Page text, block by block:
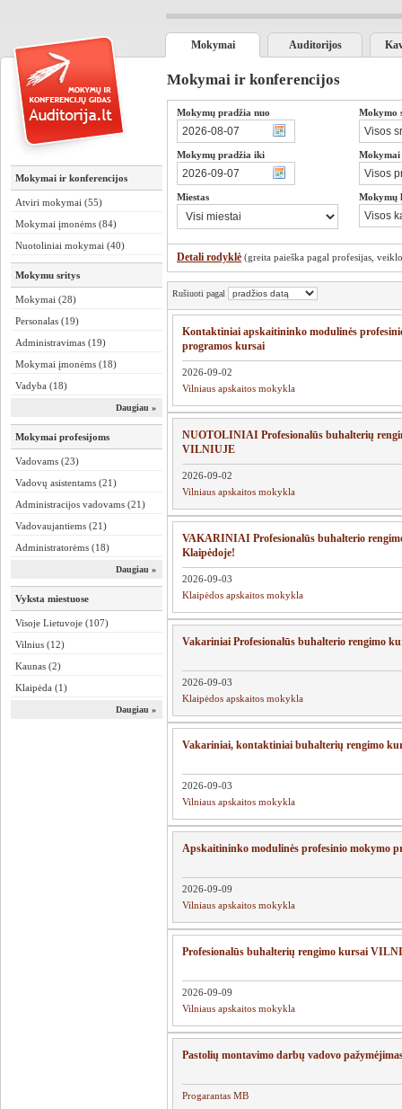
Mokymai Auditorijos
Mokymai ir konferencijos
Atviri mokymai (55)
Mokymai įmonėms (84)
Nuotoliniai mokymai (40)
Mokymu sritys
Mokymai (28)
Personalas (19)
Administravimas (19)
Mokymai įmonėms (18)
Vadyba (18)
Daugiau »
Mokymai profesijoms
Vadovams (23)
Vadovų asistentams (21)
Administracijos vadovams (21)
Vadovaujantiems (21)
Administratorėms (18)
Daugiau »
Vyksta miestuose
Visoje Lietuvoje (107)
Vilnius (12)
Kaunas (2)
Klaipėda (1)
Daugiau »
Mokymai ir konferencijos
Mokymų pradžia nuo
Mokymų pradžia iki
Miestas
Mokymo
Mokymų
Detali rodyklė (greita paieška pagal profesijas,
Rušiuoti pagal
Kontaktiniai apskaitininko modulinės
programos kursai
2026-09-02
Vilniaus apskaitos mokykla
NUOTOLINIAI Profesionalūs buhalterių
VILNIUJE
2026-09-02
Vilniaus apskaitos mokykla
VAKARINIAI Profesionalūs buhalterio
Klaipėdoje!
2026-09-03
Klaipėdos apskaitos mokykla
Vakariniai Profesionalūs buhalterio rengimo
2026-09-03
Klaipėdos apskaitos mokykla
Vakariniai, kontaktiniai buhalterių rengimo
2026-09-03
Vilniaus apskaitos mokykla
Apskaitininko modulinės profesinio mokymo
2026-09-09
Vilniaus apskaitos mokykla
Profesionalūs buhalterių rengimo kursai
2026-09-09
Vilniaus apskaitos mokykla
Pastolių montavimo darbų vadovo
Progarantas MB